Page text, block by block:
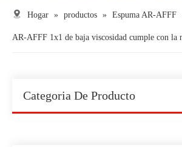
Hogar » productos » Espuma AR-AFFF
AR-AFFF 1x1 de baja viscosidad cumple con la
Categoria De Producto